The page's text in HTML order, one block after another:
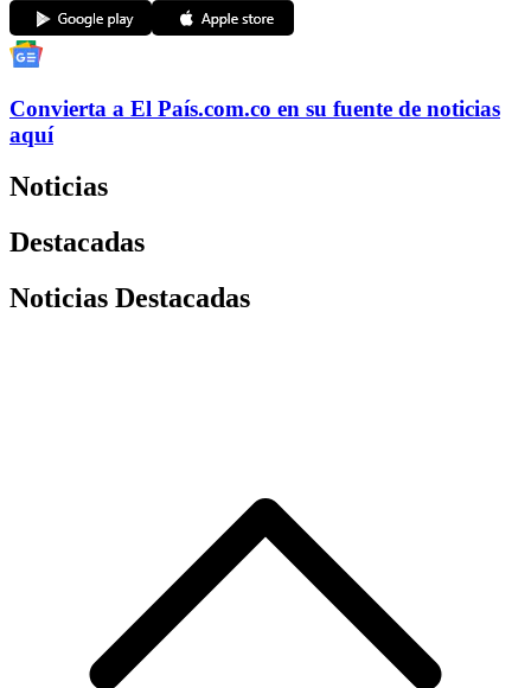
Convierta a El País.com.co en su fuente de noticias
aquí
Noticias
Destacadas
Noticias Destacadas